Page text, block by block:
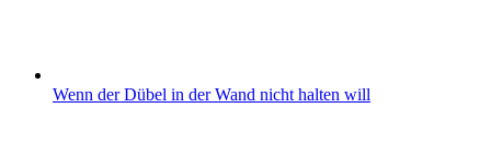
Wenn der Dübel in der Wand nicht halten will